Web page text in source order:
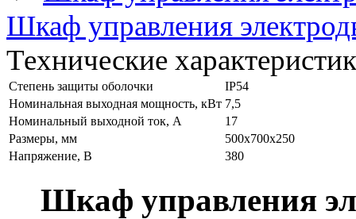
Шкаф управления
Технические
Степень защиты оболочки
IP54
Номинальная выходная мощность, кВт 7,5
Номинальный выходной ток, А
17
Размеры, мм
500х700х250
Напряжение, В
380
Шкаф управления